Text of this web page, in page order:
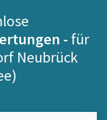
- für
Neubrück